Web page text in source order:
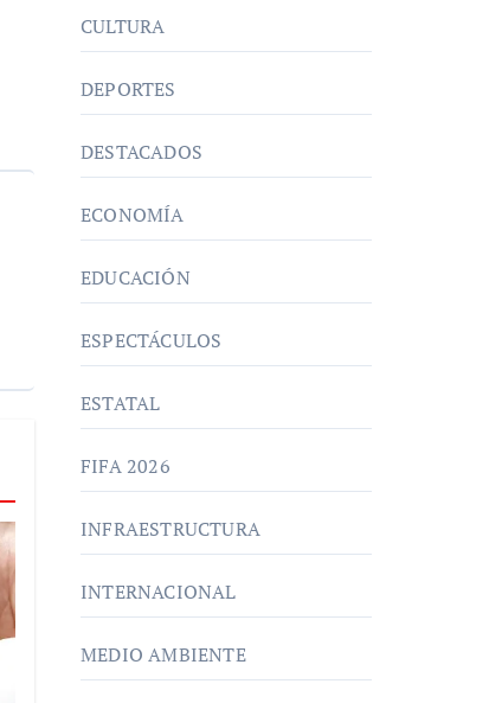
CULTURA
DEPORTES
DESTACADOS
ECONOMÍA
EDUCACIÓN
ESPECTÁCULOS
ESTATAL
FIFA 2026
INFRAESTRUCTURA
INTERNACIONAL
MEDIO AMBIENTE